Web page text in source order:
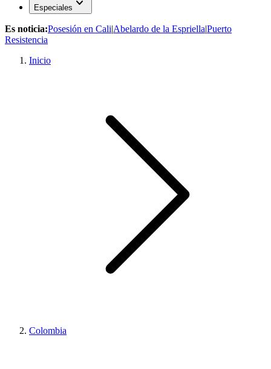
Especiales
Es noticia:Posesión en Cali|Abelardo de la Espriella|Puerto
Resistencia
Inicio
Colombia